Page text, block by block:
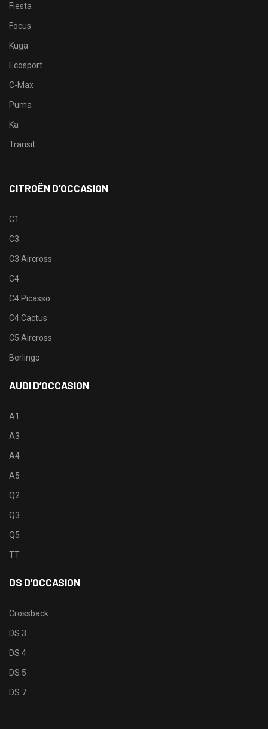
Fiesta
Focus
Kuga
Ecosport
C-Max
Puma
Ka
Transit
CITROËN D’OCCASION
C1
C3
C3 Aircross
C4
C4 Picasso
C4 Cactus
C5 Aircross
Berlingo
AUDI D’OCCASION
A1
A3
A4
A5
Q2
Q3
Q5
TT
DS D’OCCASION
Crossback
DS 3
DS 4
DS 5
DS 7